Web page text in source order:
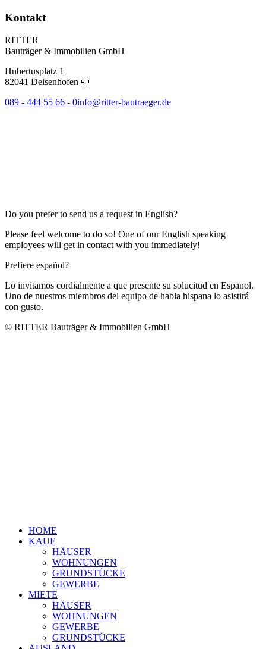
Kontakt
RITTER
Bauträger & Immobilien GmbH
Hubertusplatz 1
82041 Deisenhofen 
089 - 444 55 66 - 0info@ritter-bautraeger.de
Do you prefer to send us a request in English?
Please feel welcome to do so! One of our English speaking
employees will get in contact with you immediately!
Prefiere español?
Lo invitamos cordialmente a que presente su solucitud en Espanol.
Uno de nuestros miembros del equipo de habla hispana lo asistirá
con gusto.
© RITTER Bauträger & Immobilien GmbH
HOME
KAUF
HÄUSER
WOHNUNGEN
GRUNDSTÜCKE
GEWERBE
MIETE
HÄUSER
WOHNUNGEN
GEWERBE
GRUNDSTÜCKE